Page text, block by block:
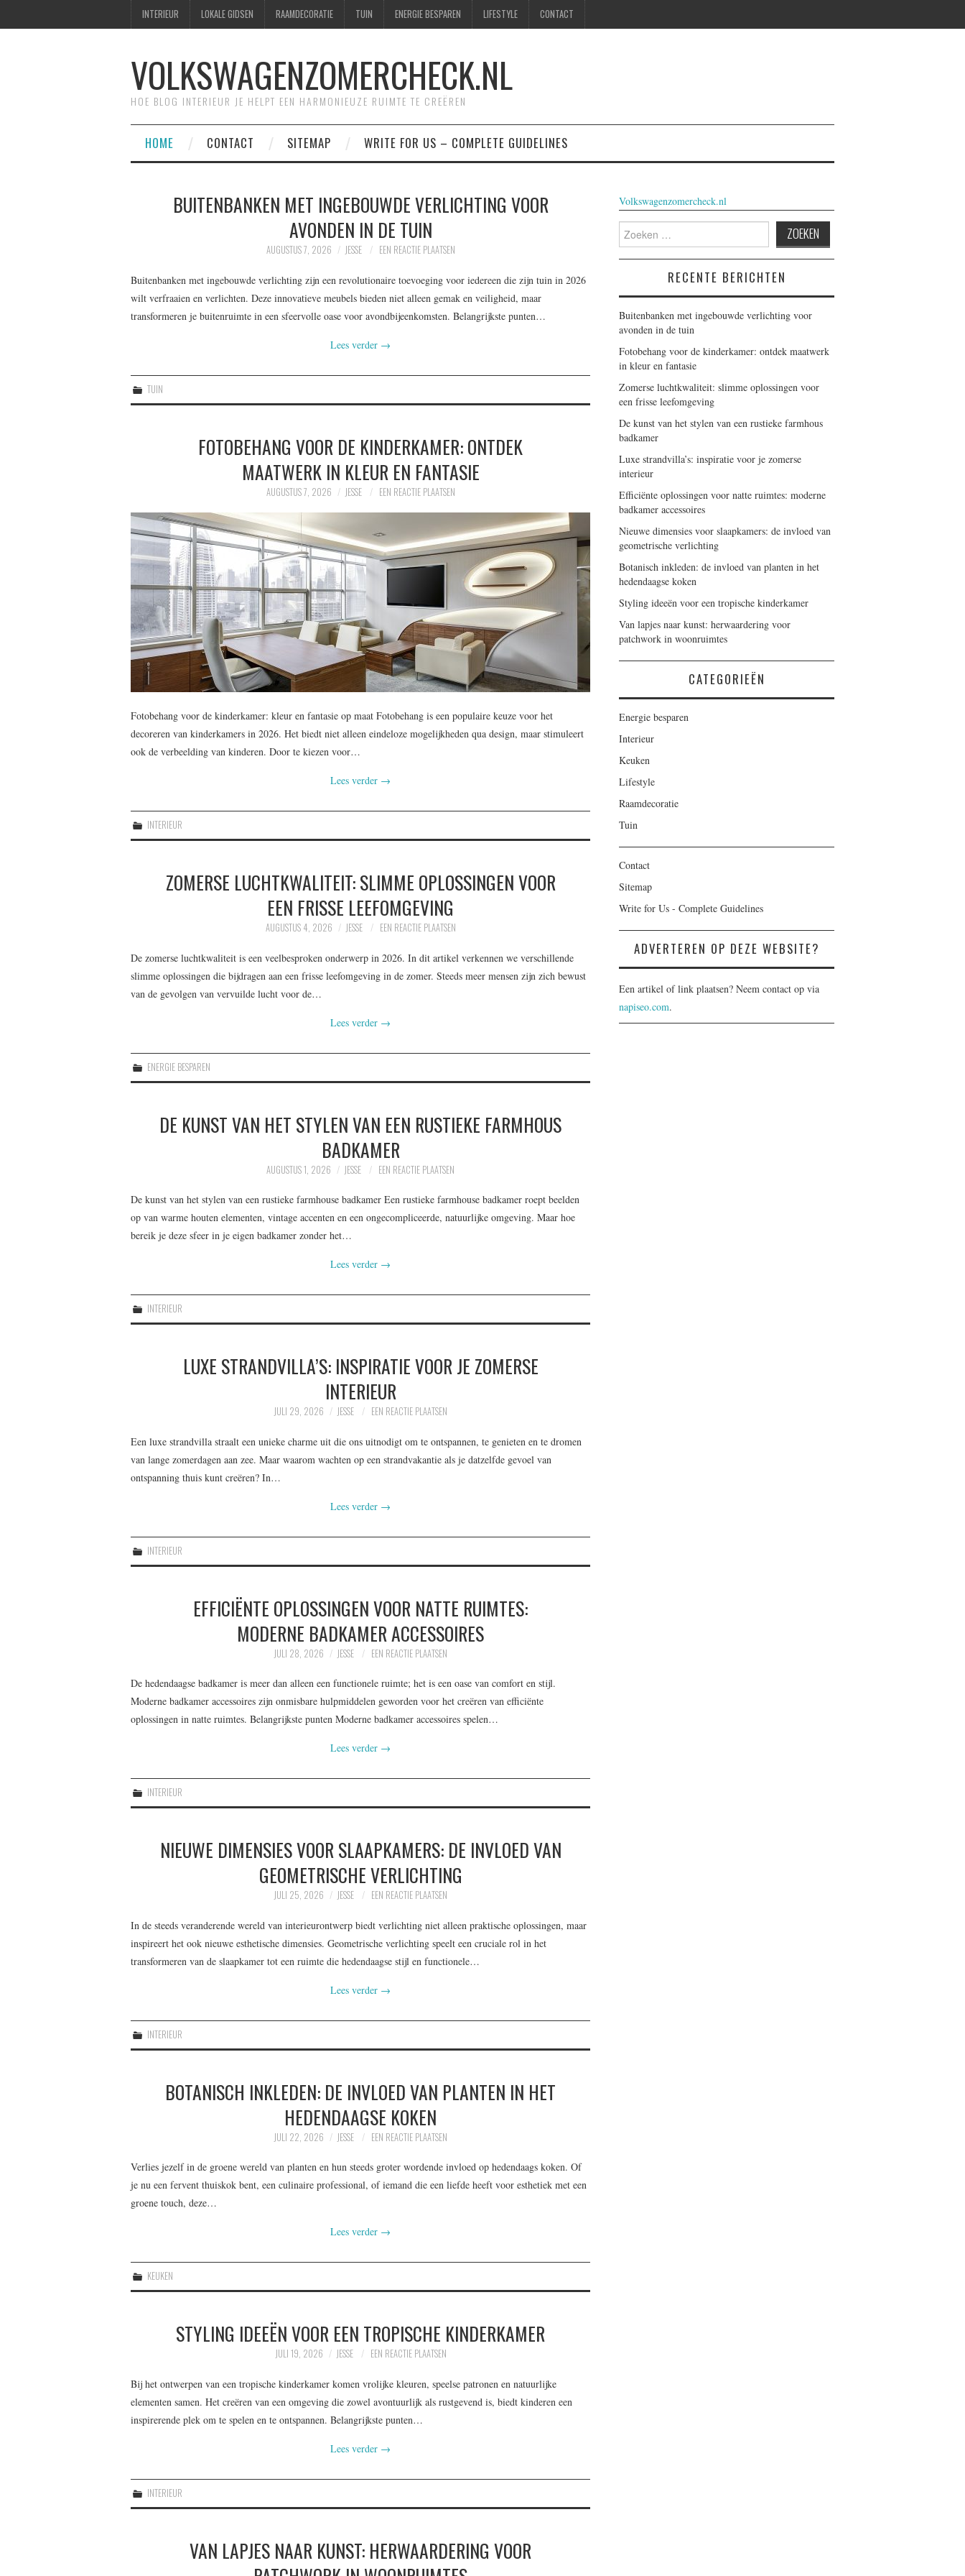
INTERIEUR LOKALE GIDSEN RAAMDECORATIE TUIN ENERGIE BESPAREN LIFESTYLE CONTACT
VOLKSWAGENZOMERCHECK.NL
HOE BLOG INTERIEUR JE HELPT EEN HARMONIEUZE RUIMTE TE CREËREN
HOME CONTACT SITEMAP WRITE FOR US – COMPLETE GUIDELINES
BUITENBANKEN MET INGEBOUWDE VERLICHTING VOOR
AVONDEN IN DE TUIN
AUGUSTUS 7, 2026 JESSE EEN REACTIE PLAATSEN
Buitenbanken met ingebouwde verlichting zijn een revolutionaire toevoeging voor iedereen die zijn tuin in 2026
wilt verfraaien en verlichten. Deze innovatieve meubels bieden niet alleen gemak en veiligheid, maar
transformeren je buitenruimte in een sfeervolle oase voor avondbijeenkomsten. Belangrijkste punten…
Lees verder →
TUIN
FOTOBEHANG VOOR DE KINDERKAMER: ONTDEK
MAATWERK IN KLEUR EN FANTASIE
AUGUSTUS 7, 2026 JESSE EEN REACTIE PLAATSEN
Fotobehang voor de kinderkamer: kleur en fantasie op maat Fotobehang is een populaire keuze voor het
decoreren van kinderkamers in 2026. Het biedt niet alleen eindeloze mogelijkheden qua design, maar stimuleert
ook de verbeelding van kinderen. Door te kiezen voor…
Lees verder →
INTERIEUR
ZOMERSE LUCHTKWALITEIT: SLIMME OPLOSSINGEN VOOR
EEN FRISSE LEEFOMGEVING
AUGUSTUS 4, 2026 JESSE EEN REACTIE PLAATSEN
De zomerse luchtkwaliteit is een veelbesproken onderwerp in 2026. In dit artikel verkennen we verschillende
slimme oplossingen die bijdragen aan een frisse leefomgeving in de zomer. Steeds meer mensen zijn zich bewust
van de gevolgen van vervuilde lucht voor de…
Lees verder →
ENERGIE BESPAREN
DE KUNST VAN HET STYLEN VAN EEN RUSTIEKE FARMHOUS
BADKAMER
AUGUSTUS 1, 2026 JESSE EEN REACTIE PLAATSEN
De kunst van het stylen van een rustieke farmhouse badkamer Een rustieke farmhouse badkamer roept beelden
op van warme houten elementen, vintage accenten en een ongecompliceerde, natuurlijke omgeving. Maar hoe
bereik je deze sfeer in je eigen badkamer zonder het…
Lees verder →
INTERIEUR
LUXE STRANDVILLA’S: INSPIRATIE VOOR JE ZOMERSE
INTERIEUR
JULI 29, 2026 JESSE EEN REACTIE PLAATSEN
Een luxe strandvilla straalt een unieke charme uit die ons uitnodigt om te ontspannen, te genieten en te dromen
van lange zomerdagen aan zee. Maar waarom wachten op een strandvakantie als je datzelfde gevoel van
ontspanning thuis kunt creëren? In…
Lees verder →
INTERIEUR
EFFICIËNTE OPLOSSINGEN VOOR NATTE RUIMTES:
MODERNE BADKAMER ACCESSOIRES
JULI 28, 2026 JESSE EEN REACTIE PLAATSEN
De hedendaagse badkamer is meer dan alleen een functionele ruimte; het is een oase van comfort en stijl.
Moderne badkamer accessoires zijn onmisbare hulpmiddelen geworden voor het creëren van efficiënte
oplossingen in natte ruimtes. Belangrijkste punten Moderne badkamer accessoires spelen…
Lees verder →
INTERIEUR
NIEUWE DIMENSIES VOOR SLAAPKAMERS: DE INVLOED VAN
GEOMETRISCHE VERLICHTING
JULI 25, 2026 JESSE EEN REACTIE PLAATSEN
In de steeds veranderende wereld van interieurontwerp biedt verlichting niet alleen praktische oplossingen, maar
inspireert het ook nieuwe esthetische dimensies. Geometrische verlichting speelt een cruciale rol in het
transformeren van de slaapkamer tot een ruimte die hedendaagse stijl en functionele…
Lees verder →
INTERIEUR
BOTANISCH INKLEDEN: DE INVLOED VAN PLANTEN IN HET
HEDENDAAGSE KOKEN
JULI 22, 2026 JESSE EEN REACTIE PLAATSEN
Verlies jezelf in de groene wereld van planten en hun steeds groter wordende invloed op hedendaags koken. Of
je nu een fervent thuiskok bent, een culinaire professional, of iemand die een liefde heeft voor esthetiek met een
groene touch, deze…
Lees verder →
KEUKEN
STYLING IDEEËN VOOR EEN TROPISCHE KINDERKAMER
JULI 19, 2026 JESSE EEN REACTIE PLAATSEN
Bij het ontwerpen van een tropische kinderkamer komen vrolijke kleuren, speelse patronen en natuurlijke
elementen samen. Het creëren van een omgeving die zowel avontuurlijk als rustgevend is, biedt kinderen een
inspirerende plek om te spelen en te ontspannen. Belangrijkste punten…
Lees verder →
INTERIEUR
VAN LAPJES NAAR KUNST: HERWAARDERING VOOR
Volkswagenzomercheck.nl
Zoeken
naar:
RECENTE BERICHTEN
Buitenbanken met ingebouwde verlichting voor
avonden in de tuin
Fotobehang voor de kinderkamer: ontdek maatwerk
in kleur en fantasie
Zomerse luchtkwaliteit: slimme oplossingen voor
een frisse leefomgeving
De kunst van het stylen van een rustieke farmhous
badkamer
Luxe strandvilla’s: inspiratie voor je zomerse
interieur
Efficiënte oplossingen voor natte ruimtes: moderne
badkamer accessoires
Nieuwe dimensies voor slaapkamers: de invloed van
geometrische verlichting
Botanisch inkleden: de invloed van planten in het
hedendaagse koken
Styling ideeën voor een tropische kinderkamer
Van lapjes naar kunst: herwaardering voor
patchwork in woonruimtes
CATEGORIEËN
Energie besparen
Interieur
Keuken
Lifestyle
Raamdecoratie
Tuin
Contact
Sitemap
Write for Us - Complete Guidelines
ADVERTEREN OP DEZE WEBSITE?
Een artikel of link plaatsen? Neem contact op via
napiseo.com.